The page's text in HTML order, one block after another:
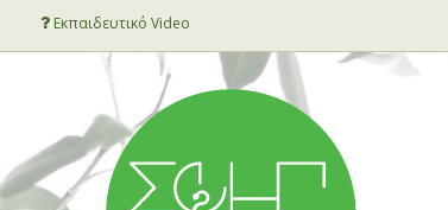
Εκπαιδευτικό Video